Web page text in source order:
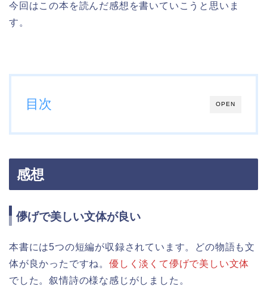
今回はこの本を読んだ感想を書いていこうと思いま
す。
OPEN
目次
感想
儚げで美しい文体が良い
本書には5つの短編が収録されています。どの物語も文
体が良かったですね。 優しく淡くて儚げで美しい文体
でした。叙情詩の様な感じがしました。